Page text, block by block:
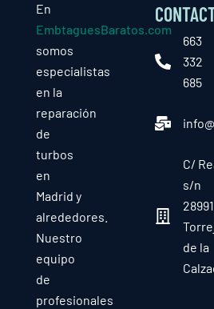
En
EmbtaguesBaratos.com
somos
especialistas
en la
reparación
de
turbos
en
Madrid y
alrededores.
Nuestro
equipo
de
profesionales
663
332
685
C/
s/n
28991
de la